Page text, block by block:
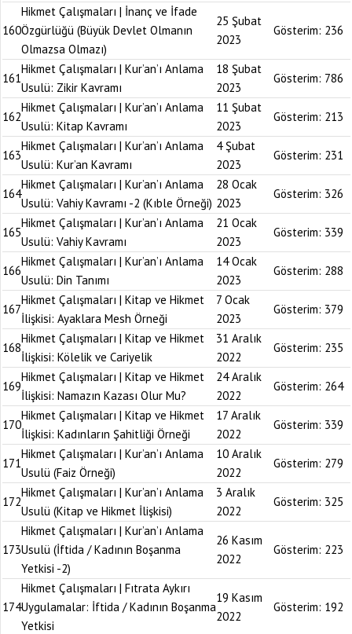
160
Hikmet Çalışmaları | İnanç ve İfade
Özgürlüğü (Büyük Devlet Olmanın
Olmazsa Olmazı)
25 Şubat
2023
Gösterim: 236
161
Hikmet Çalışmaları | Kur’an’ı Anlama
Usulü: Zikir Kavramı
18 Şubat
2023
Gösterim: 786
162
Hikmet Çalışmaları | Kur’an’ı Anlama
Usulü: Kitap Kavramı
11 Şubat
2023
Gösterim: 213
163
Hikmet Çalışmaları | Kur’an’ı Anlama
Usulü: Kur’an Kavramı
4 Şubat
2023
Gösterim: 231
164
Hikmet Çalışmaları | Kur’an’ı Anlama
Usulü: Vahiy Kavramı -2 (Kıble Örneği)
28 Ocak
2023
Gösterim: 326
165
Hikmet Çalışmaları | Kur’an’ı Anlama
Usulü: Vahiy Kavramı
21 Ocak
2023
Gösterim: 339
166
Hikmet Çalışmaları | Kur’an’ı Anlama
Usulü: Din Tanımı
14 Ocak
2023
Gösterim: 288
167
Hikmet Çalışmaları | Kitap ve Hikmet
İlişkisi: Ayaklara Mesh Örneği
7 Ocak
2023
Gösterim: 379
168
Hikmet Çalışmaları | Kitap ve Hikmet
İlişkisi: Kölelik ve Cariyelik
31 Aralık
2022
Gösterim: 235
169
Hikmet Çalışmaları | Kitap ve Hikmet
İlişkisi: Namazın Kazası Olur Mu?
24 Aralık
2022
Gösterim: 264
170
Hikmet Çalışmaları | Kitap ve Hikmet
İlişkisi: Kadınların Şahitliği Örneği
17 Aralık
2022
Gösterim: 339
171
Hikmet Çalışmaları | Kur’an’ı Anlama
Usulü (Faiz Örneği)
10 Aralık
2022
Gösterim: 279
172
Hikmet Çalışmaları | Kur’an’ı Anlama
Usulü (Kitap ve Hikmet İlişkisi)
3 Aralık
2022
Gösterim: 325
173
Hikmet Çalışmaları | Kur’an’ı Anlama
Usulü (İftida / Kadının Boşanma
Yetkisi -2)
26 Kasım
2022
Gösterim: 223
174
Hikmet Çalışmaları | Fıtrata Aykırı
Uygulamalar: İftida / Kadının Boşanma
Yetkisi
19 Kasım
2022
Gösterim: 192